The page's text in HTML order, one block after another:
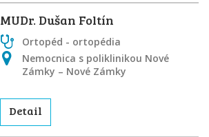
MUDr. Dušan Foltín
Ortopéd - ortopédia
Nemocnica s poliklinikou Nové
Zámky – Nové Zámky
Detail